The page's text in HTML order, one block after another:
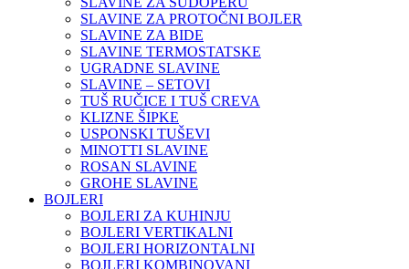
SLAVINE ZA PROTOČNI BOJLER
SLAVINE ZA BIDE
SLAVINE TERMOSTATSKE
UGRADNE SLAVINE
SLAVINE – SETOVI
TUŠ RUČICE I TUŠ CREVA
KLIZNE ŠIPKE
USPONSKI TUŠEVI
MINOTTI SLAVINE
ROSAN SLAVINE
GROHE SLAVINE
BOJLERI
BOJLERI ZA KUHINJU
BOJLERI VERTIKALNI
BOJLERI HORIZONTALNI
BOJLERI KOMBINOVANI